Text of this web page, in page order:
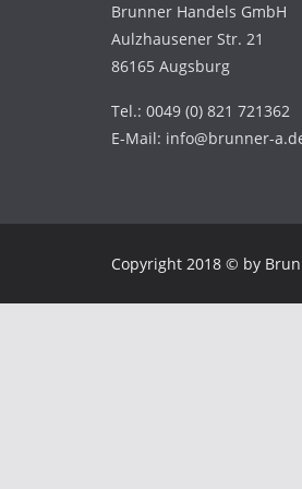
Brunner Handels GmbH
Aulzhausener Str. 21
86165 Augsburg
Tel.: 0049 (0) 821 721362
E-Mail: info@brunner-
Copyright 2018 © by